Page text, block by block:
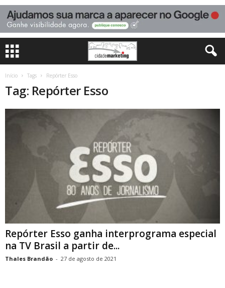
Início Tags Repórter Esso
Tag: Repórter Esso
Repórter Esso ganha interprograma especial
na TV Brasil a partir de...
Thales Brandão - 27 de agosto de 2021